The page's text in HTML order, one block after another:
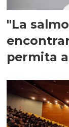
"La
permita